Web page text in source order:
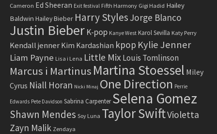
Cameron Ed Sheeran Exit festival Fifth Harmony Gigi Hadid Hailey
Baldwin Hailey Bieber Harry Styles Jorge Blanco
Justin Bieber K-pop Kanye West Karol Sevilla Katy Perry
Kendall jenner Kim Kardashian kpop Kylie Jenner
Liam Payne Lisa i Lena Little MixLouis Tomlinson
Marcus i Martinus Martina Stoessel Miley
Cyrus Niall Horan Nicki Minaj One Direction Perrie
Edwards Pete Davidson Sabrina Carpenter Selena Gomez
Shawn Mendes Soy Luna Taylor SwiftVioletta
Zayn Malik Zendaya